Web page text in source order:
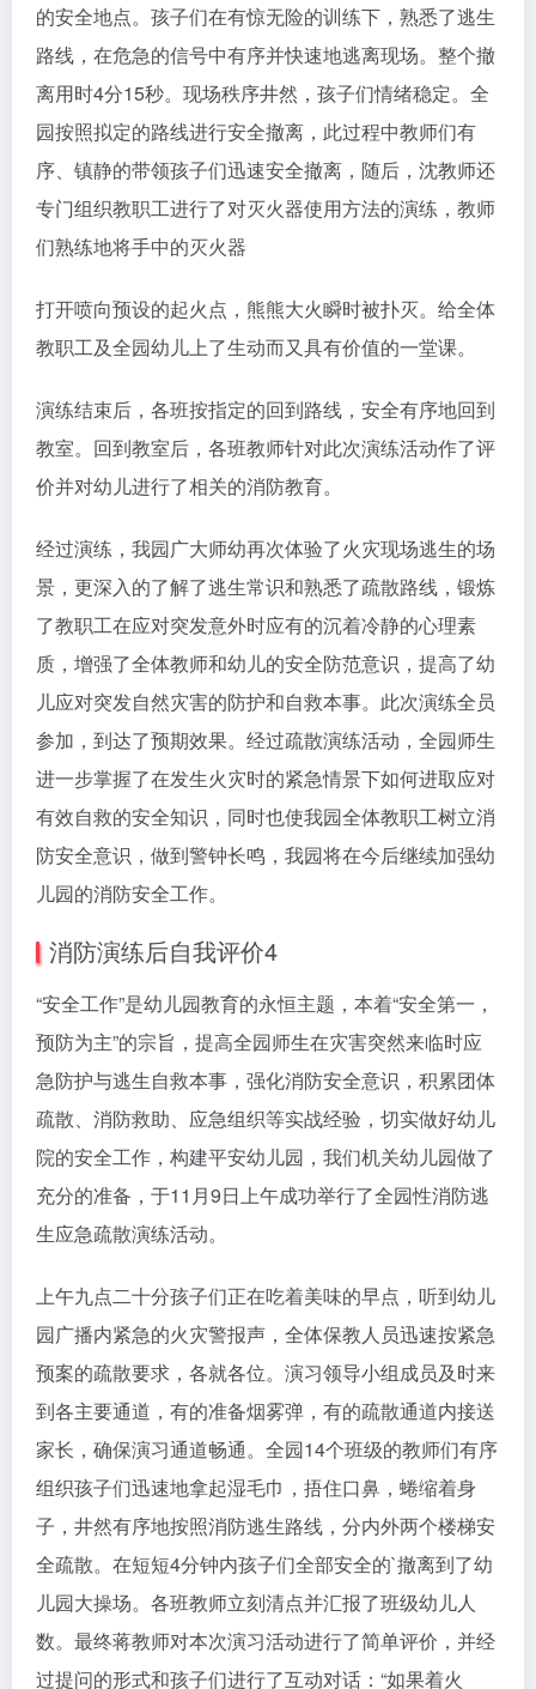
的安全地点。孩子们在有惊无险的训练下，熟悉了逃生
路线，在危急的信号中有序并快速地逃离现场。整个撤
离用时4分15秒。现场秩序井然，孩子们情绪稳定。全
园按照拟定的路线进行安全撤离，此过程中教师们有
序、镇静的带领孩子们迅速安全撤离，随后，沈教师还
专门组织教职工进行了对灭火器使用方法的演练，教师
们熟练地将手中的灭火器
打开喷向预设的起火点，熊熊大火瞬时被扑灭。给全体
教职工及全园幼儿上了生动而又具有价值的一堂课。
演练结束后，各班按指定的回到路线，安全有序地回到
教室。回到教室后，各班教师针对此次演练活动作了评
价并对幼儿进行了相关的消防教育。
经过演练，我园广大师幼再次体验了火灾现场逃生的场
景，更深入的了解了逃生常识和熟悉了疏散路线，锻炼
了教职工在应对突发意外时应有的沉着冷静的心理素
质，增强了全体教师和幼儿的安全防范意识，提高了幼
儿应对突发自然灾害的防护和自救本事。此次演练全员
参加，到达了预期效果。经过疏散演练活动，全园师生
进一步掌握了在发生火灾时的紧急情景下如何进取应对
有效自救的安全知识，同时也使我园全体教职工树立消
防安全意识，做到警钟长鸣，我园将在今后继续加强幼
儿园的消防安全工作。
消防演练后自我评价4
“安全工作”是幼儿园教育的永恒主题，本着“安全第一，
预防为主”的宗旨，提高全园师生在灾害突然来临时应
急防护与逃生自救本事，强化消防安全意识，积累团体
疏散、消防救助、应急组织等实战经验，切实做好幼儿
院的安全工作，构建平安幼儿园，我们机关幼儿园做了
充分的准备，于11月9日上午成功举行了全园性消防逃
生应急疏散演练活动。
上午九点二十分孩子们正在吃着美味的早点，听到幼儿
园广播内紧急的火灾警报声，全体保教人员迅速按紧急
预案的疏散要求，各就各位。演习领导小组成员及时来
到各主要通道，有的准备烟雾弹，有的疏散通道内接送
家长，确保演习通道畅通。全园14个班级的教师们有序
组织孩子们迅速地拿起湿毛巾，捂住口鼻，蜷缩着身
子，井然有序地按照消防逃生路线，分内外两个楼梯安
全疏散。在短短4分钟内孩子们全部安全的`撤离到了幼
儿园大操场。各班教师立刻清点并汇报了班级幼儿人
数。最终蒋教师对本次演习活动进行了简单评价，并经
过提问的形式和孩子们进行了互动对话：“如果着火